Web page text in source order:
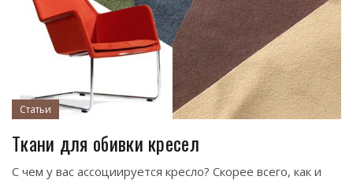
Статьи
Ткани для обивки кресел
С чем у вас ассоциируется кресло? Скорее всего, как и